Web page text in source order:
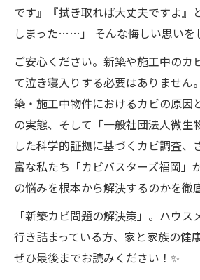
です』『拭き取れば大丈夫ですよ』
しまった……」 そんな悔しい思いを
ご安心ください。新築や施工中のカ
て泣き寝入りする必要はありません
築・施工中物件におけるカビの原因
の実態、そして「一般社団法人微生
した科学的証拠に基づくカビ調査、
富な私たち「カビバスターズ福岡」
の悩みを根本から解決するのかを徹
「新築カビ問題の解決策」。ハウ
行き詰まっている方、家と家族の健
ぜひ最後までお読みください！✨